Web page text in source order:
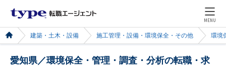
MENU
建築・土木・設備 施工管理・設備・環境保全・その他 環境
愛知県／環境保全・管理・調査・分析の転職・求